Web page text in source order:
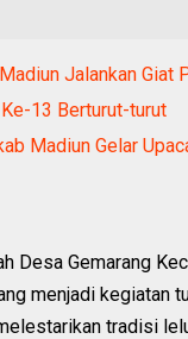
Jalankan Giat
13 Berturut-turut
Madiun Gelar
Desa Gemarang
menjadi kegiatan
tradisi